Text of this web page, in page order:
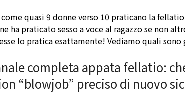
quasi 9 donne verso 10 praticano la
ha praticato sesso a voce al ragazzo se non
lo pratica esattamente! Vediamo quali
completa appata fellatio:
“blowjob” preciso di nuovo